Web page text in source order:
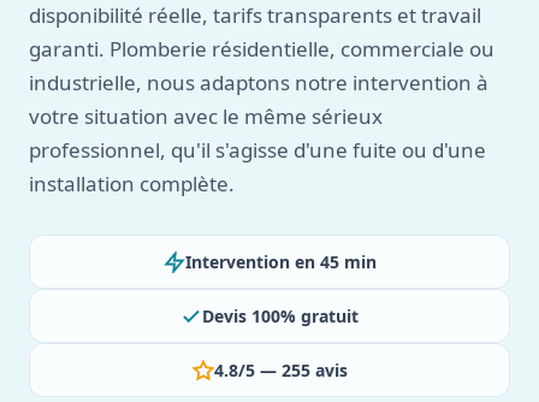
disponibilité réelle, tarifs transparents et travail
garanti. Plomberie résidentielle, commerciale ou
industrielle, nous adaptons notre intervention à
votre situation avec le même sérieux
professionnel, qu'il s'agisse d'une fuite ou d'une
installation complète.
Intervention en 45 min
Devis 100% gratuit
4.8/5 — 255 avis